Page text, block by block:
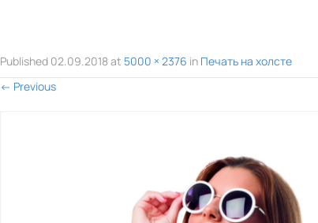
Published 02.09.2018at 5000 × 2376 in Печать на холсте
← Previous